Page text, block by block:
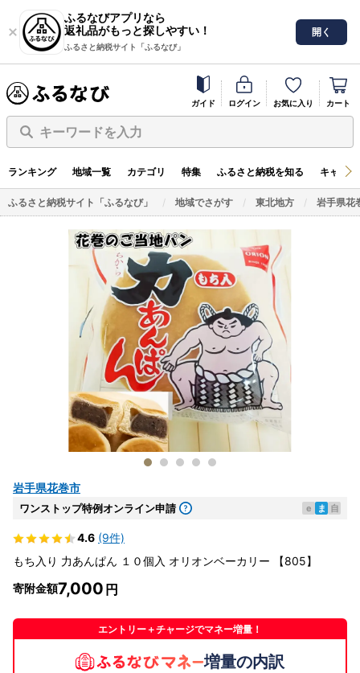
ふるなびアプリなら
返礼品がもっと探しやすい！
ふるさと納税サイト「ふるなび」
開く
ガイド ログイン お気に入り カート
キーワードを入力
ランキング 地域一覧 カテゴリ 特集 ふるさと納税を知る キャン
ふるさと納税サイト「ふるなび」 地域でさがす 東北地方 岩手県花
岩手県花巻市
ワンストップ特例オンライン申請 e ま 自
4.6 (9件)
もち入り 力あんぱん １０個入 オリオンベーカリー 【805】
寄附金額7,000
エントリー＋チャージでマネー増量！
増量の内訳